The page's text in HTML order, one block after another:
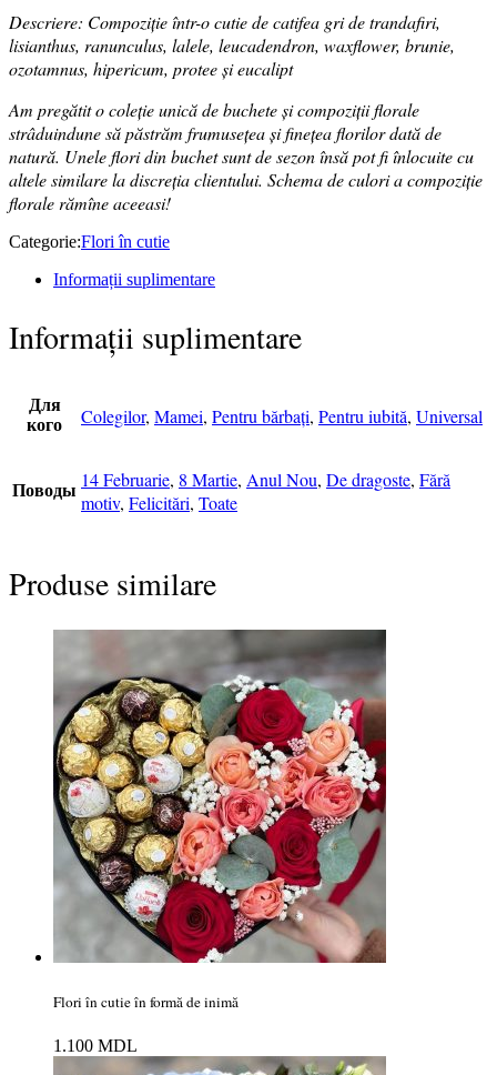
Descriere: Compoziție într-o cutie de catifea gri de trandafiri,
lisianthus, ranunculus, lalele, leucadendron, waxflower, brunie,
ozotamnus, hipericum, protee și eucalipt
Am pregătit o coleție unică de buchete și compoziții florale
strâduindune să păstrăm frumusețea și finețea florilor dată de
natură. Unele flori din buchet sunt de sezon însă pot fi înlocuite cu
altele similare la discreția clientului. Schema de culori a compoziție
florale rămîne aceeasi!
Categorie:Flori în cutie
Informații suplimentare
Informații suplimentare
Для
кого
Colegilor, Mamei, Pentru bărbați, Pentru iubită, Universal
Поводы 14 Februarie, 8 Martie, Anul Nou, De dragoste, Fără
motiv, Felicitări, Toate
Produse similare
Flori în cutie în formă de inimă
1.100 MDL